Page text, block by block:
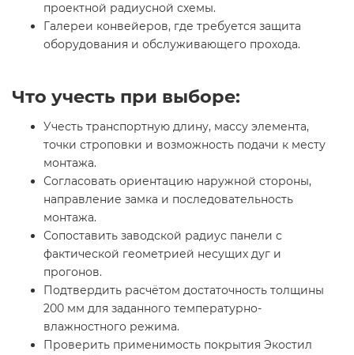
проектной радиусной схемы.
Галереи конвейеров, где требуется защита
оборудования и обслуживающего прохода.
Что учесть при выборе:
Учесть транспортную длину, массу элемента,
точки строповки и возможность подачи к месту
монтажа.
Согласовать ориентацию наружной стороны,
направление замка и последовательность
монтажа.
Сопоставить заводской радиус панели с
фактической геометрией несущих дуг и
прогонов.
Подтвердить расчётом достаточность толщины
200 мм для заданного температурно-
влажностного режима.
Проверить применимость покрытия Экостил